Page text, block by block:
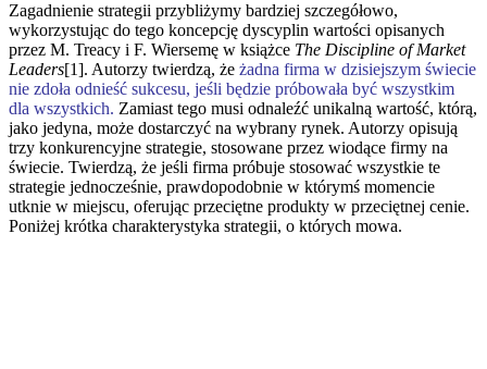
Zagadnienie strategii przybliżymy bardziej szczegółowo,
wykorzystując do tego koncepcję dyscyplin wartości opisanych
przez M. Treacy i F. Wiersemę w książce The Discipline of Market
Leaders[1]. Autorzy twierdzą, że żadna firma w dzisiejszym świecie
nie zdoła odnieść sukcesu, jeśli będzie próbowała być wszystkim
dla wszystkich. Zamiast tego musi odnaleźć unikalną wartość, którą,
jako jedyna, może dostarczyć na wybrany rynek. Autorzy opisują
trzy konkurencyjne strategie, stosowane przez wiodące firmy na
świecie. Twierdzą, że jeśli firma próbuje stosować wszystkie te
strategie jednocześnie, prawdopodobnie w którymś momencie
utknie w miejscu, oferując przeciętne produkty w przeciętnej cenie.
Poniżej krótka charakterystyka strategii, o których mowa.